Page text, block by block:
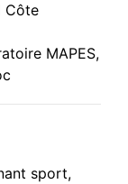
Côte
MAPES,
sport,